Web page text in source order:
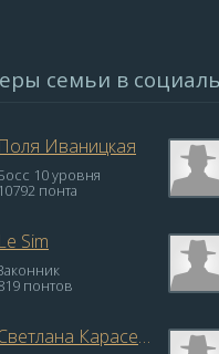
семьи в
Поля Иваницкая
10 уровня
10792 понта
Le Sim
понтов
Светлана Карасева